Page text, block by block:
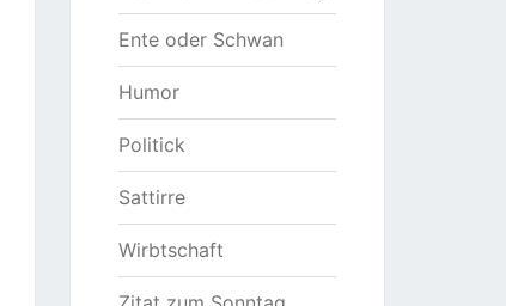
Ente oder Schwan
Humor
Politick
Sattirre
Wirbtschaft